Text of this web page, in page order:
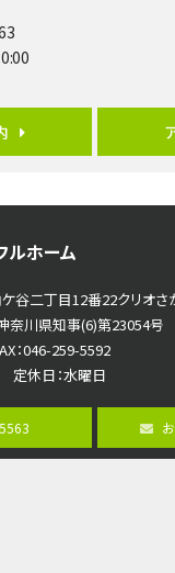
広さ！WIC、SICの…
4Ｌ
長
橋本
バ19分
良好な南西・北西角地区画。 …
3,680
4Ｌ
さが
ルホーム
谷二丁目12番22クリオ
奈川県知事(6)第23054号
：046-259-5592
定休日：水曜日